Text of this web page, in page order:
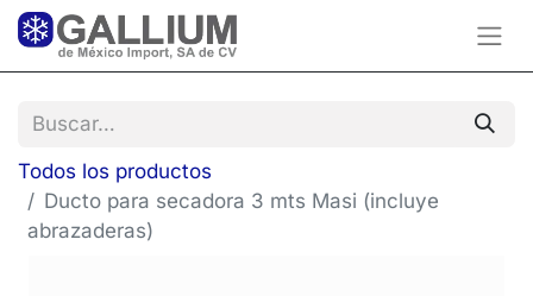
Todos los productos
Ducto para secadora 3 mts Masi (incluye
abrazaderas)